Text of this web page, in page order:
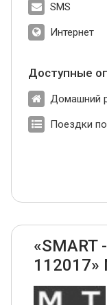
SMS
Интернет
Доступные
Домашний
Поездки